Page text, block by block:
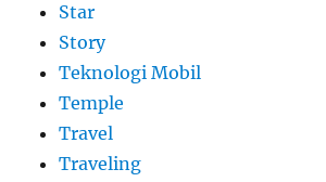
Star
Story
Teknologi Mobil
Temple
Travel
Traveling